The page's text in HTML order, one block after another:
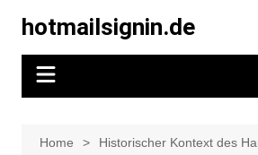
content
hotmailsignin.de
Home
Historischer Kontext des